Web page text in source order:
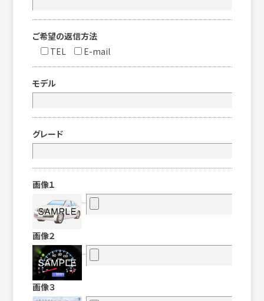
ご希望の返信方法
TEL
E-mail
モデル
グレード
画像１
画像２
画像３